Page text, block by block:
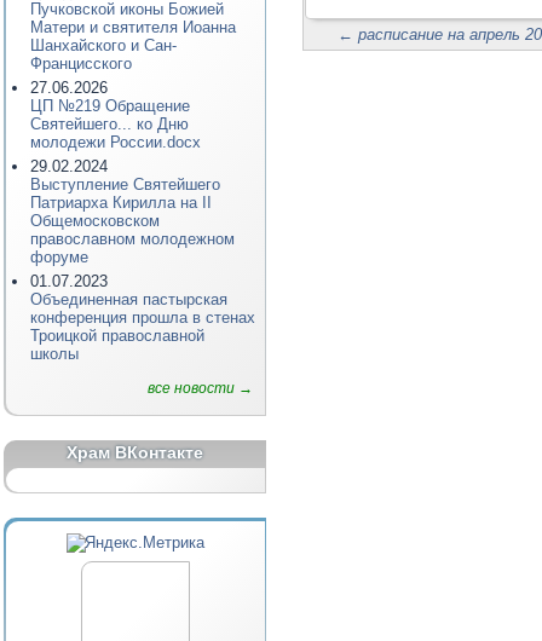
Пучковской иконы Божией
Матери и святителя Иоанна
Шанхайского и Сан-
Францисского
27.06.2026
ЦП №219 Обращение
Святейшего... ко Дню
молодежи России.docx
29.02.2024
Выступление Святейшего
Патриарха Кирилла на II
Общемосковском
православном молодежном
форуме
01.07.2023
Объединенная пастырская
конференция прошла в стенах
Троицкой православной
школы
все новости →
Храм ВКонтакте
← расписание на апрель